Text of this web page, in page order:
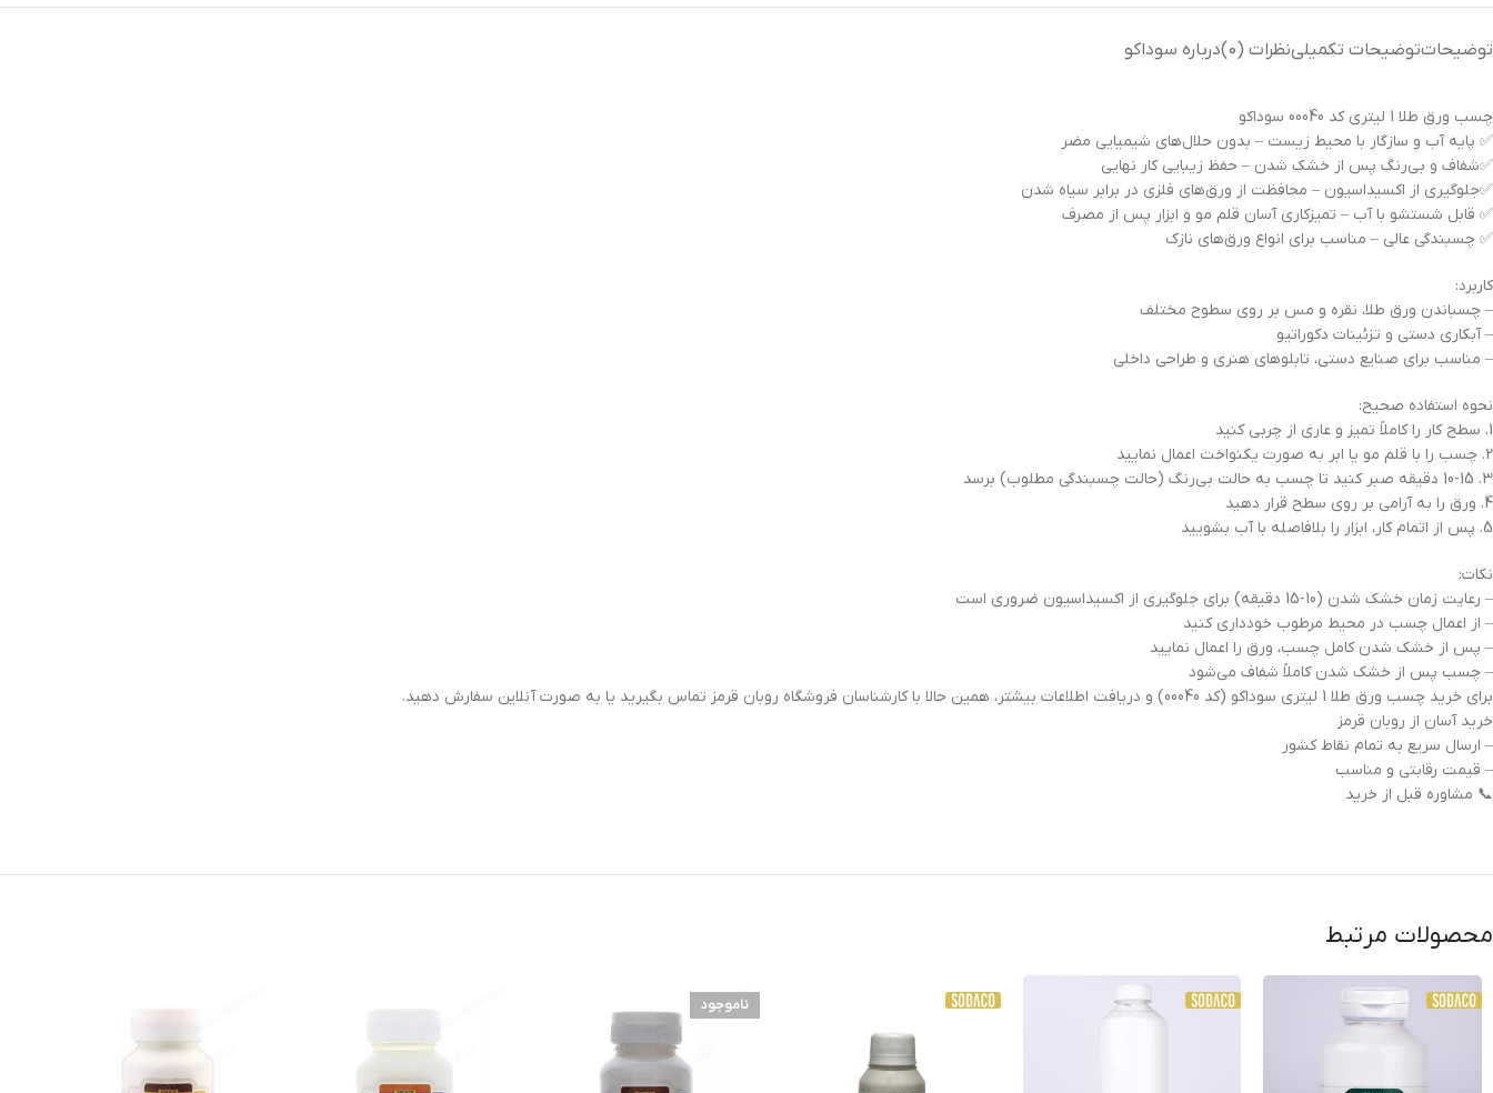
توضیحاتتوضیحات تکمیلینظرات (0) درباره سوداکو
چسب ورق طلا 1 لیتری کد 00040 سوداکو
✅ پایه آب و سازگار با محیط زیست – بدون حلال‌های شیمیایی مضر
✅شفاف و بی‌رنگ پس از خشک شدن – حفظ زیبایی کار نهایی
✅جلوگیری از اکسیداسیون – محافظت از ورق‌های فلزی در برابر سیاه شدن
✅ قابل شستشو با آب – تمیزکاری آسان قلم مو و ابزار پس از مصرف
✅ چسبندگی عالی – مناسب برای انواع ورق‌های نازک
کاربرد:
– چسباندن ورق طلا، نقره و مس بر روی سطوح مختلف
– آبکاری دستی و تزئینات دکوراتیو
– مناسب برای صنایع دستی، تابلوهای هنری و طراحی داخلی
نحوه استفاده صحیح:
1. سطح کار را کاملاً تمیز و عاری از چربی کنید
2. چسب را با قلم مو یا ابر به صورت یکنواخت اعمال نمایید
3. 10-15 دقیقه صبر کنید تا چسب به حالت بی‌رنگ (حالت چسبندگی مطلوب) برسد
4. ورق را به آرامی بر روی سطح قرار دهید
5. پس از اتمام کار، ابزار را بلافاصله با آب بشویید
نکات:
– رعایت زمان خشک شدن (10-15 دقیقه) برای جلوگیری از اکسیداسیون ضروری است
– از اعمال چسب در محیط مرطوب خودداری کنید
– پس از خشک شدن کامل چسب، ورق را اعمال نمایید
– چسب پس از خشک شدن کاملاً شفاف می‌شود
برای خرید چسب ورق طلا 1 لیتری سوداکو (کد 00040) و دریافت اطلاعات بیشتر، همین حالا با کارشناسان فروشگاه روبان قرمز تماس بگیرید یا به صورت آنلاین سفارش دهید.
خرید آسان از روبان قرمز
– ارسال سریع به تمام نقاط کشور
– قیمت رقابتی و مناسب
📞 مشاوره قبل از خرید
محصولات مرتبط
ناموجود